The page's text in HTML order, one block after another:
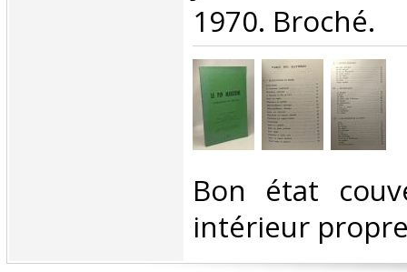
1970. Broché.‎
‎Bon état
intérieur